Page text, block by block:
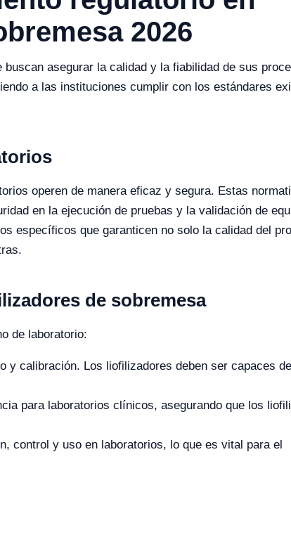
2026
asegurar la calidad y la fiabilidad de sus
a las instituciones cumplir con los estándares
operen de manera eficaz y segura. Estas
en la ejecución de pruebas y la validación de
específicos que garanticen no solo la calidad del
de sobremesa
de laboratorio:
y calibración. Los liofilizadores deben ser capaces de
para laboratorios clínicos, asegurando que los
control y uso en laboratorios, lo que es vital para el